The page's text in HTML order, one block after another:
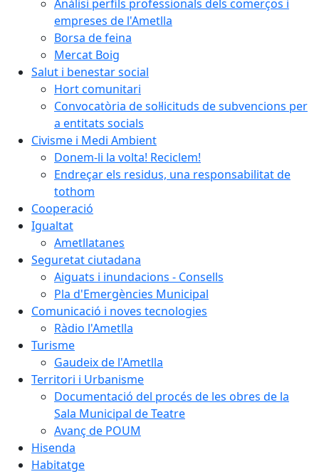
Anàlisi perfils professionals dels comerços i
empreses de l'Ametlla
Borsa de feina
Mercat Boig
Salut i benestar social
Hort comunitari
Convocatòria de sol·licituds de subvencions per
a entitats socials
Civisme i Medi Ambient
Donem-li la volta! Reciclem!
Endreçar els residus, una responsabilitat de
tothom
Cooperació
Igualtat
Ametllatanes
Seguretat ciutadana
Aiguats i inundacions - Consells
Pla d'Emergències Municipal
Comunicació i noves tecnologies
Ràdio l'Ametlla
Turisme
Gaudeix de l'Ametlla
Territori i Urbanisme
Documentació del procés de les obres de la
Sala Municipal de Teatre
Avanç de POUM
Hisenda
Habitatge